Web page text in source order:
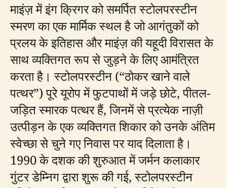
माइंज़ में इंग क्रिगर को समर्पित स्टोलपरस्टीन
स्मरण का एक मार्मिक स्थल है जो आगंतुकों को
प्रलय के इतिहास और माइंज़ की यहूदी विरासत के
साथ व्यक्तिगत रूप से जुड़ने के लिए आमंत्रित
करता है। स्टोलपरस्टीन (“ठोकर खाने वाले
पत्थर”) पूरे यूरोप में फुटपाथों में जड़े छोटे, पीतल-
जड़ित स्मारक पत्थर हैं, जिनमें से प्रत्येक नाज़ी
उत्पीड़न के एक व्यक्तिगत शिकार को उनके अंतिम
स्वेच्छा से चुने गए निवास पर याद दिलाता है।
1990 के दशक की शुरुआत में जर्मन कलाकार
गुंटर डेम्निग द्वारा शुरू की गई, स्टोलपरस्टीन